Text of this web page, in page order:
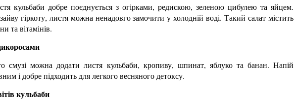
кульбаби добре поєднується з огірками, редискою, зеленою цибулею та яйцем.
гіркоту, листя можна ненадовго замочити у холодній воді. Такий салат містить
та вітамінів.
смузі можна додати листя кульбаби, кропиву, шпинат, яблуко та банан. Напій
і добре підходить для легкого весняного детоксу.
кульбаби